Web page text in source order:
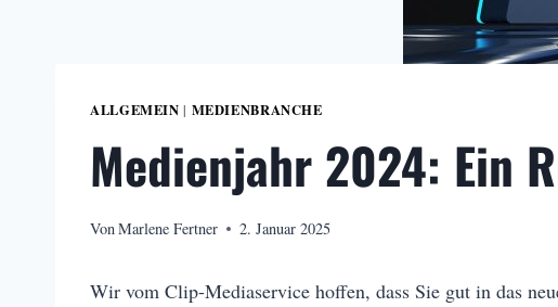
ALLGEMEIN | MEDIENBRANCHE
Medienjahr 2024: Ein
VonMarlene Fertner 2. Januar 2025
Wir vom Clip-Mediaservice hoffen, dass Sie gut in das